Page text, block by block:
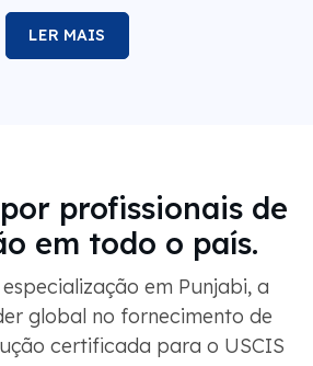
LER MAIS
em todo o país.
especialização em Punjabi, a
global no fornecimento de
certificada para o USCIS
de 116 idiomas.